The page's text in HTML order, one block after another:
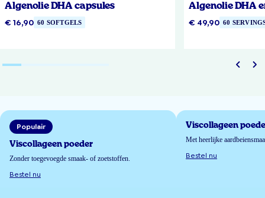
Algenolie DHA capsules
€ 16,90 60 SOFTGELS
Algenolie DHA
€ 49,90 60
Populair
Viscollageen poeder
Zonder toegevoegde smaak- of zoetstoffen.
Bestel nu
Viscollageen
Met heerlijke
Bestel nu